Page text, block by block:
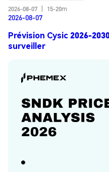
2026-08-07
15-20m
2026-08-07
Prévision Cysic 2026-
surveiller